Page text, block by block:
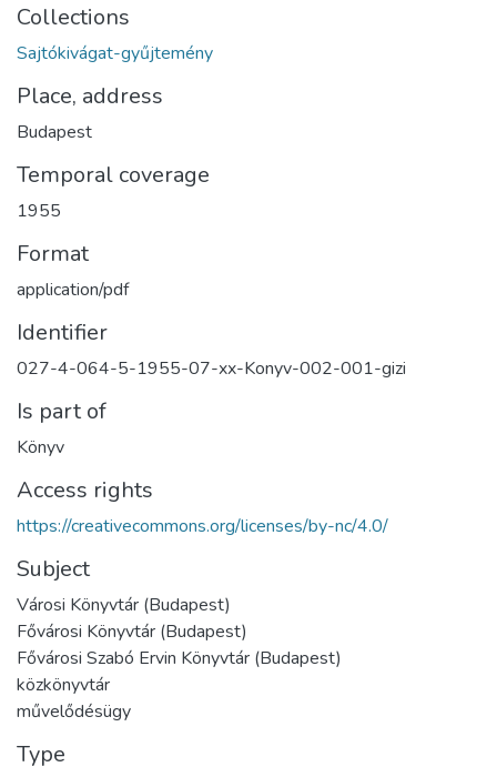
Collections
Sajtókivágat-gyűjtemény
Place, address
Budapest
Temporal coverage
1955
Format
application/pdf
Identifier
027-4-064-5-1955-07-xx-Konyv-002-001-gizi
Is part of
Könyv
Access rights
https://creativecommons.org/licenses/by-nc/4.0/
Subject
Városi Könyvtár (Budapest)
Fővárosi Könyvtár (Budapest)
Fővárosi Szabó Ervin Könyvtár (Budapest)
közkönyvtár
művelődésügy
Type